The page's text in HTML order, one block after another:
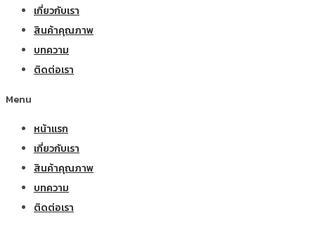
เกี่ยวกับเรา
สินค้าคุณภาพ
บทความ
ติดต่อเรา
Menu
หน้าแรก
เกี่ยวกับเรา
สินค้าคุณภาพ
บทความ
ติดต่อเรา